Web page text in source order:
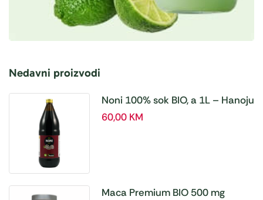
Nedavni proizvodi
Noni 100% sok BIO, a 1L – Hanoju
60,00 KM
Maca Premium BIO 500 mg